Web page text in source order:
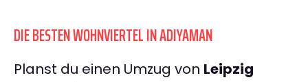
DIE BESTEN WOHNVIERTEL IN ADIYAMAN
Planst du einen Umzug von Leipzig